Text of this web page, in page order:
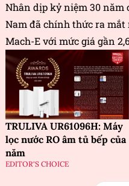
Nhân dịp kỷ niệm 30 năm
Nam đã chính thức ra mắt
Mach-E với mức giá gần
TRULIVA UR61096H: Máy
lọc nước RO âm tủ bếp của
năm
EDITOR'S CHOICE